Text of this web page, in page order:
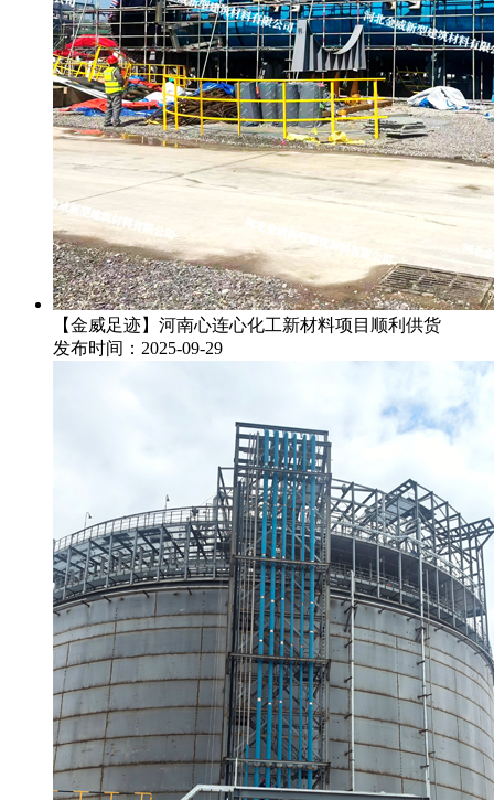
【金威足迹】河南心连心化工新材料项目顺利供货
发布时间：2025-09-29